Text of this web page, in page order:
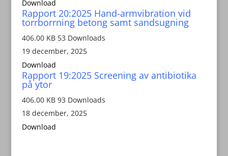
Download
Rapport 20:2025 Hand-armvibration vid
torrborrning betong samt sandsugning
406.00 KB 53 Downloads
19 december, 2025
Download
Rapport 19:2025 Screening av antibiotika
på ytor
406.00 KB 93 Downloads
18 december, 2025
Download